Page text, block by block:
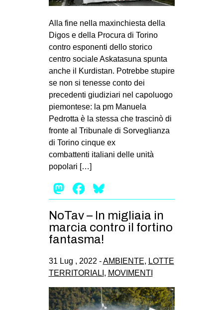
MUSICA
RECENSIONI
INTERNAZIONALE
AFRICA
ESTREMO ORIENTE
EUROPA
MEDIO ORIENTE
MONDO
tw
ms
SEARCH
Alla fine nella maxinchiesta della
Digos e della Procura di Torino
contro esponenti dello storico
centro sociale Askatasuna spunta
anche il Kurdistan. Potrebbe stupire
se non si tenesse conto dei
precedenti giudiziari nel capoluogo
piemontese: la pm Manuela
Pedrotta è la stessa che trascinò di
fronte al Tribunale di Sorveglianza
di Torino cinque ex
combattenti italiani delle unità
popolari […]
Mastodon
Facebook
NoTav – In migliaia in
marcia contro il fortino
fantasma!
31 Lug , 2022 -AMBIENTE, LOTTE
TERRITORIALI , MOVIMENTI